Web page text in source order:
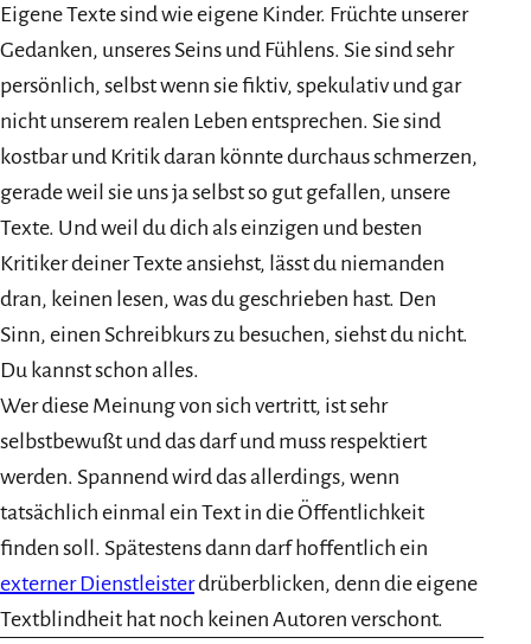
Eigene Texte sind wie eigene Kinder. Früchte unserer
Gedanken, unseres Seins und Fühlens. Sie sind sehr
persönlich, selbst wenn sie fiktiv, spekulativ und gar
nicht unserem realen Leben entsprechen. Sie sind
kostbar und Kritik daran könnte durchaus schmerzen,
gerade weil sie uns ja selbst so gut gefallen, unsere
Texte. Und weil du dich als einzigen und besten
Kritiker deiner Texte ansiehst, lässt du niemanden
dran, keinen lesen, was du geschrieben hast. Den
Sinn, einen Schreibkurs zu besuchen, siehst du nicht.
Du kannst schon alles.
Wer diese Meinung von sich vertritt, ist sehr
selbstbewußt und das darf und muss respektiert
werden. Spannend wird das allerdings, wenn
tatsächlich einmal ein Text in die Öffentlichkeit
finden soll. Spätestens dann darf hoffentlich ein
externer Dienstleisterdrüberblicken, denn die eigene
Textblindheit hat noch keinen Autoren verschont.